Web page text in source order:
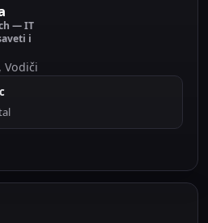
— IT
i
Vodiči